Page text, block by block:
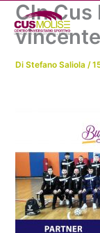
contenuto
Cln
DiStefano Saliola/